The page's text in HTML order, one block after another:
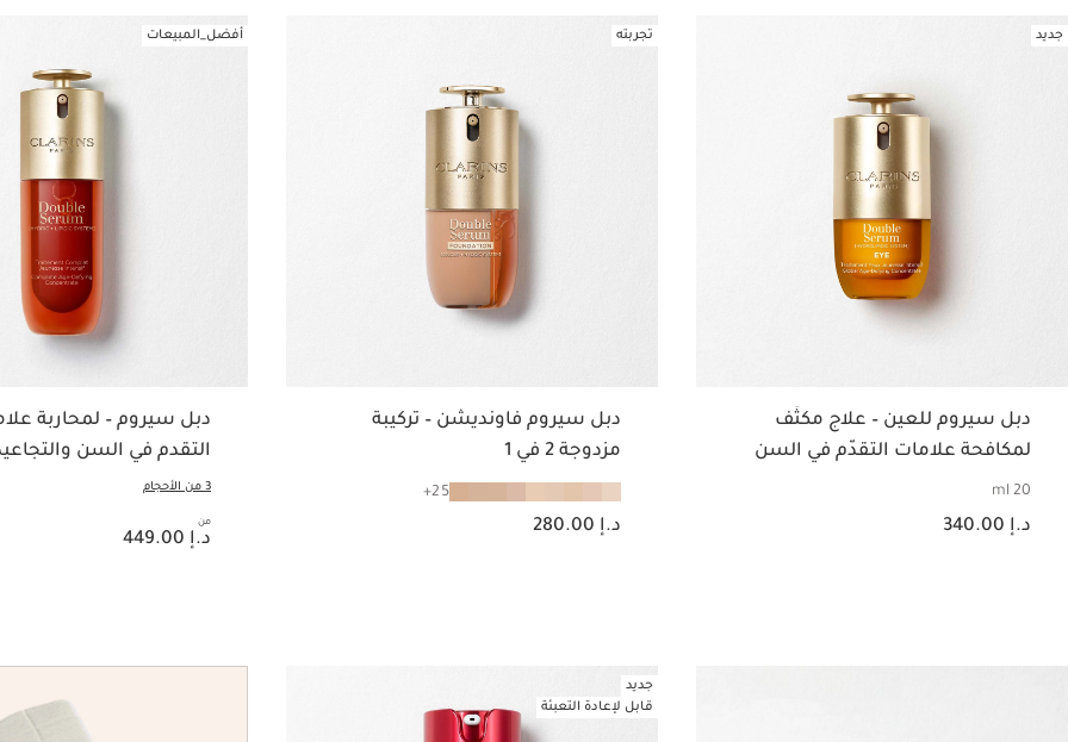
جديد
دبل سيروم للعين – علاج مكثّف
لمكافحة علامات التقدّم في السن
لمنطقة العين
20 ml
السعر الحالي هو د.إ 340.00
د.إ 340.00
تجربته
دبل سيروم فاونديشن – تركيبة
مزدوجة 2 في 1
25
السعر الحالي هو د.إ 280.00
د.إ 280.00
أفضل_المبيعات
دبل سيروم – لمحاربة
التقدم في السن
3 من الأحجام
من
السعر الحالي هو د.إ 449.00
د.إ 449.00
جديد
قابل لإعادة التعبئة